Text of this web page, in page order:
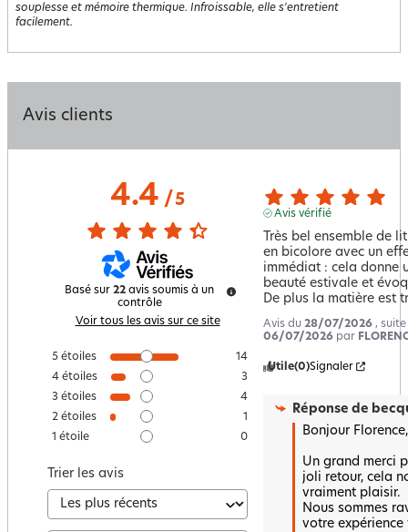
souplesse et mémoire thermique. Infroissable, elle s'entretient
facilement.
Avis clients
4.4/ 5
Basé sur 22 avis soumis à un
contrôle
Voir tous les avis sur ce site
5 étoiles
14
4 étoiles
3
3 étoiles
4
2 étoiles
1
1 étoile 0
Trier les avis
Avis vérifié
Très bel ensemble de
en bicolore avec un
immédiat : cela donne
beauté estivale et
De plus la matière est
Avis du 28/07/2026 ,
06/07/2026 par
Utile(0)Signaler
Réponse de
Bonjour
Un grand merci
joli retour, cela
vraiment plaisir.
Nous sommes
votre expérience